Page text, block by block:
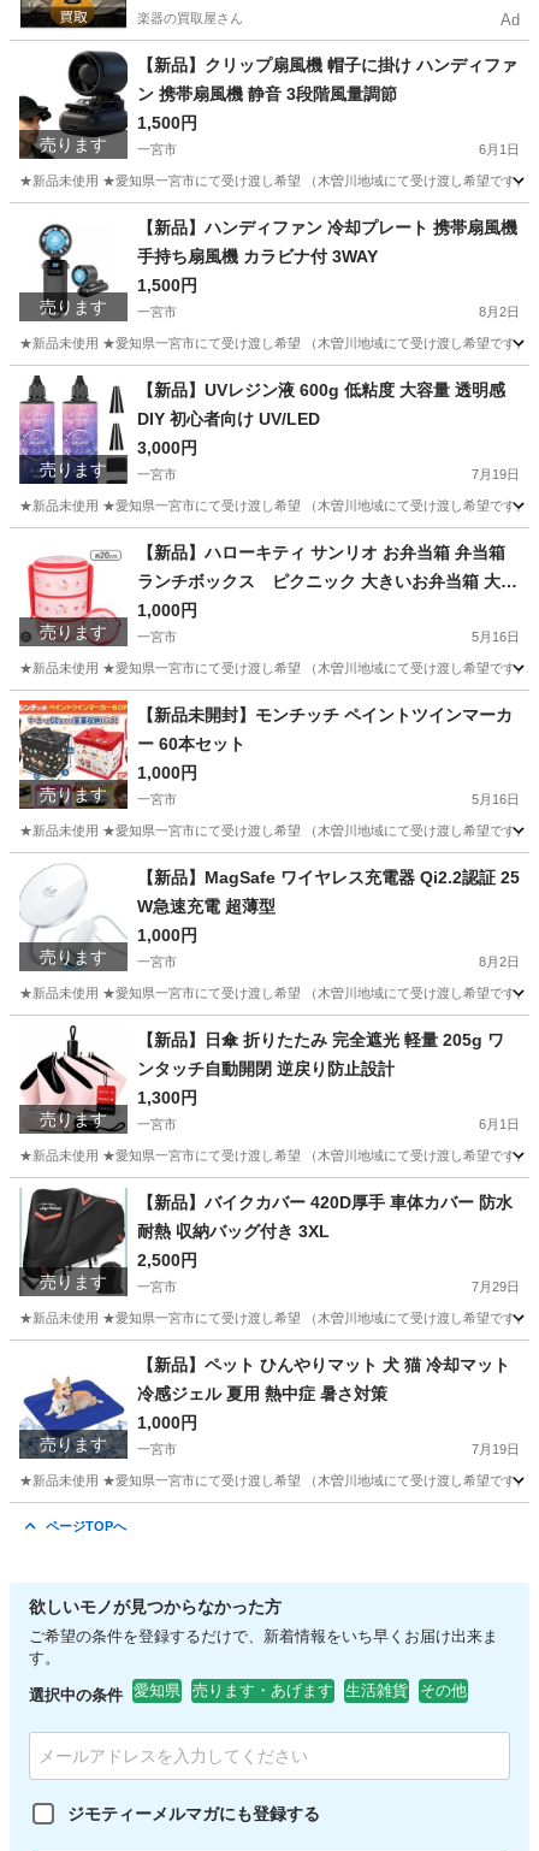
楽器の買取屋さん Ad
売ります
【新品】クリップ扇風機 帽子に掛け ハンディファ
ン 携帯扇風機 静音 3段階風量調節
1,500円
一宮市 6月1日
★新品未使用 ★愛知県一宮市にて受け渡し希望 （木曽川地域にて受け渡し希望です
その他
売ります
【新品】ハンディファン 冷却プレート 携帯扇風機
手持ち扇風機 カラビナ付 3WAY
1,500円
一宮市 8月2日
★新品未使用 ★愛知県一宮市にて受け渡し希望 （木曽川地域にて受け渡し希望です
愛知 一宮市 その他
売ります
【新品】UVレジン液 600g 低粘度 大容量 透明感
DIY 初心者向け UV/LED
3,000円
一宮市 7月19日
★新品未使用 ★愛知県一宮市にて受け渡し希望 （木曽川地域にて受け渡し希望です
その他
売ります
【新品】ハローキティ サンリオ お弁当箱 弁当箱
ランチボックス ピクニック 大きいお弁当箱 大容
量
1,000円
一宮市 5月16日
★新品未使用 ★愛知県一宮市にて受け渡し希望 （木曽川地域にて受け渡し希望です
愛知 一宮市 その他 弁当箱
売ります
【新品未開封】モンチッチ ペイントツインマーカ
ー 60本セット
1,000円
一宮市 5月16日
★新品未使用 ★愛知県一宮市にて受け渡し希望 （木曽川地域にて受け渡し希望です
愛知 その他
売ります
【新品】MagSafe ワイヤレス充電器 Qi2.2認証 25
W急速充電 超薄型
1,000円
一宮市 8月2日
★新品未使用 ★愛知県一宮市にて受け渡し希望 （木曽川地域にて受け渡し希望です
その他 ワイヤレス充電
売ります
【新品】日傘 折りたたみ 完全遮光 軽量 205g ワ
ンタッチ自動開閉 逆戻り防止設計
1,300円
一宮市 6月1日
★新品未使用 ★愛知県一宮市にて受け渡し希望 （木曽川地域にて受け渡し希望です
愛知 一宮市 その他 日傘
売ります
【新品】バイクカバー 420D厚手 車体カバー 防水
耐熱 収納バッグ付き 3XL
2,500円
一宮市 7月29日
★新品未使用 ★愛知県一宮市にて受け渡し希望 （木曽川地域にて受け渡し希望です
その他 車体
売ります
【新品】ペット ひんやりマット 犬 猫 冷却マット
冷感ジェル 夏用 熱中症 暑さ対策
1,000円
一宮市 7月19日
★新品未使用 ★愛知県一宮市にて受け渡し希望 （木曽川地域にて受け渡し希望です
ページTOPへ
欲しいモノが見つからなかった方
ご希望の条件を登録するだけで、新着情報をいち早くお届け出来ま
す。
選択中の条件 愛知県 売ります・あげます 生活雑貨 その他
ジモティーメルマガにも登録する